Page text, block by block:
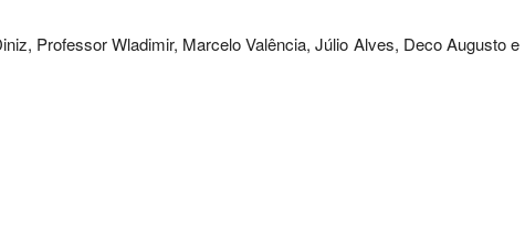
Professor Wladimir, Marcelo Valência, Júlio Alves, Deco Augusto e